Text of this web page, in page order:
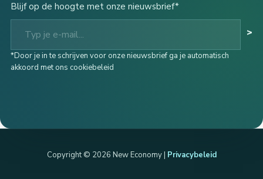
Blijf op de hoogte met onze nieuwsbrief*
Typ je e-mail...
>
*Door je in te schrijven voor onze nieuwsbrief ga je automatisch
akkoord met ons cookiebeleid
Copyright © 2026 New Economy | Privacybeleid